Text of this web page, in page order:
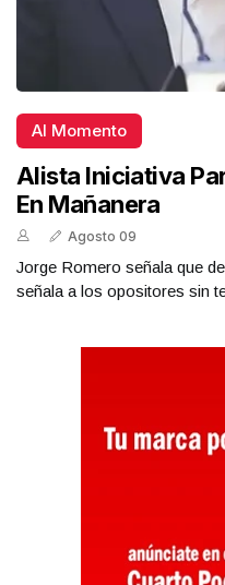
Al Momento
Alista Iniciativa
En Mañanera
Agosto 09
Jorge Romero señala que
señala a los opositores sin